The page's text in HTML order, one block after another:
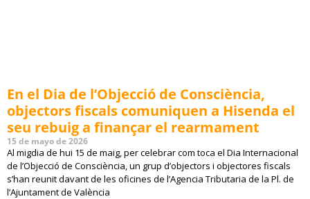
En el Dia de l’Objecció de Consciència,
objectors fiscals comuniquen a Hisenda el
seu rebuig a finançar el rearmament
15 de mayo de 2026
Al migdia de hui 15 de maig, per celebrar com toca el Dia Internacional
de l’Objecció de Consciència, un grup d’objectors i objectores fiscals
s’han reunit davant de les oficines de l’Agencia Tributaria de la Pl. de
l’Ajuntament de València